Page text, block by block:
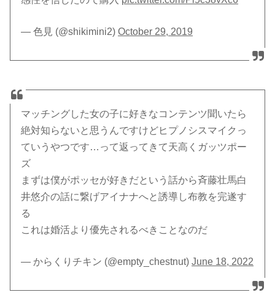
— 色見 (@shikimini2)October 29, 2019
マッチングした女の子に好きなコンテンツ聞いたら
絶対知らないと思うんですけどヒプノシスマイクっ
ていうやつです…って返ってきて天高くガッツポー
ズ
まずは僕がポッセが好きだという話から斉藤壮馬白
井悠介の話に繋げアイナナへと誘導し布教を完遂す
る
これは婚活より優先されるべきことなのだ
— からくりチキン (@empty_chestnut)June 18, 2022